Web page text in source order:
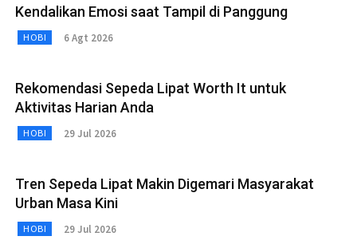
Kendalikan Emosi saat Tampil di Panggung
HOBI 6 Agt 2026
Rekomendasi Sepeda Lipat Worth It untuk
Aktivitas Harian Anda
HOBI 29 Jul 2026
Tren Sepeda Lipat Makin Digemari Masyarakat
Urban Masa Kini
HOBI 29 Jul 2026